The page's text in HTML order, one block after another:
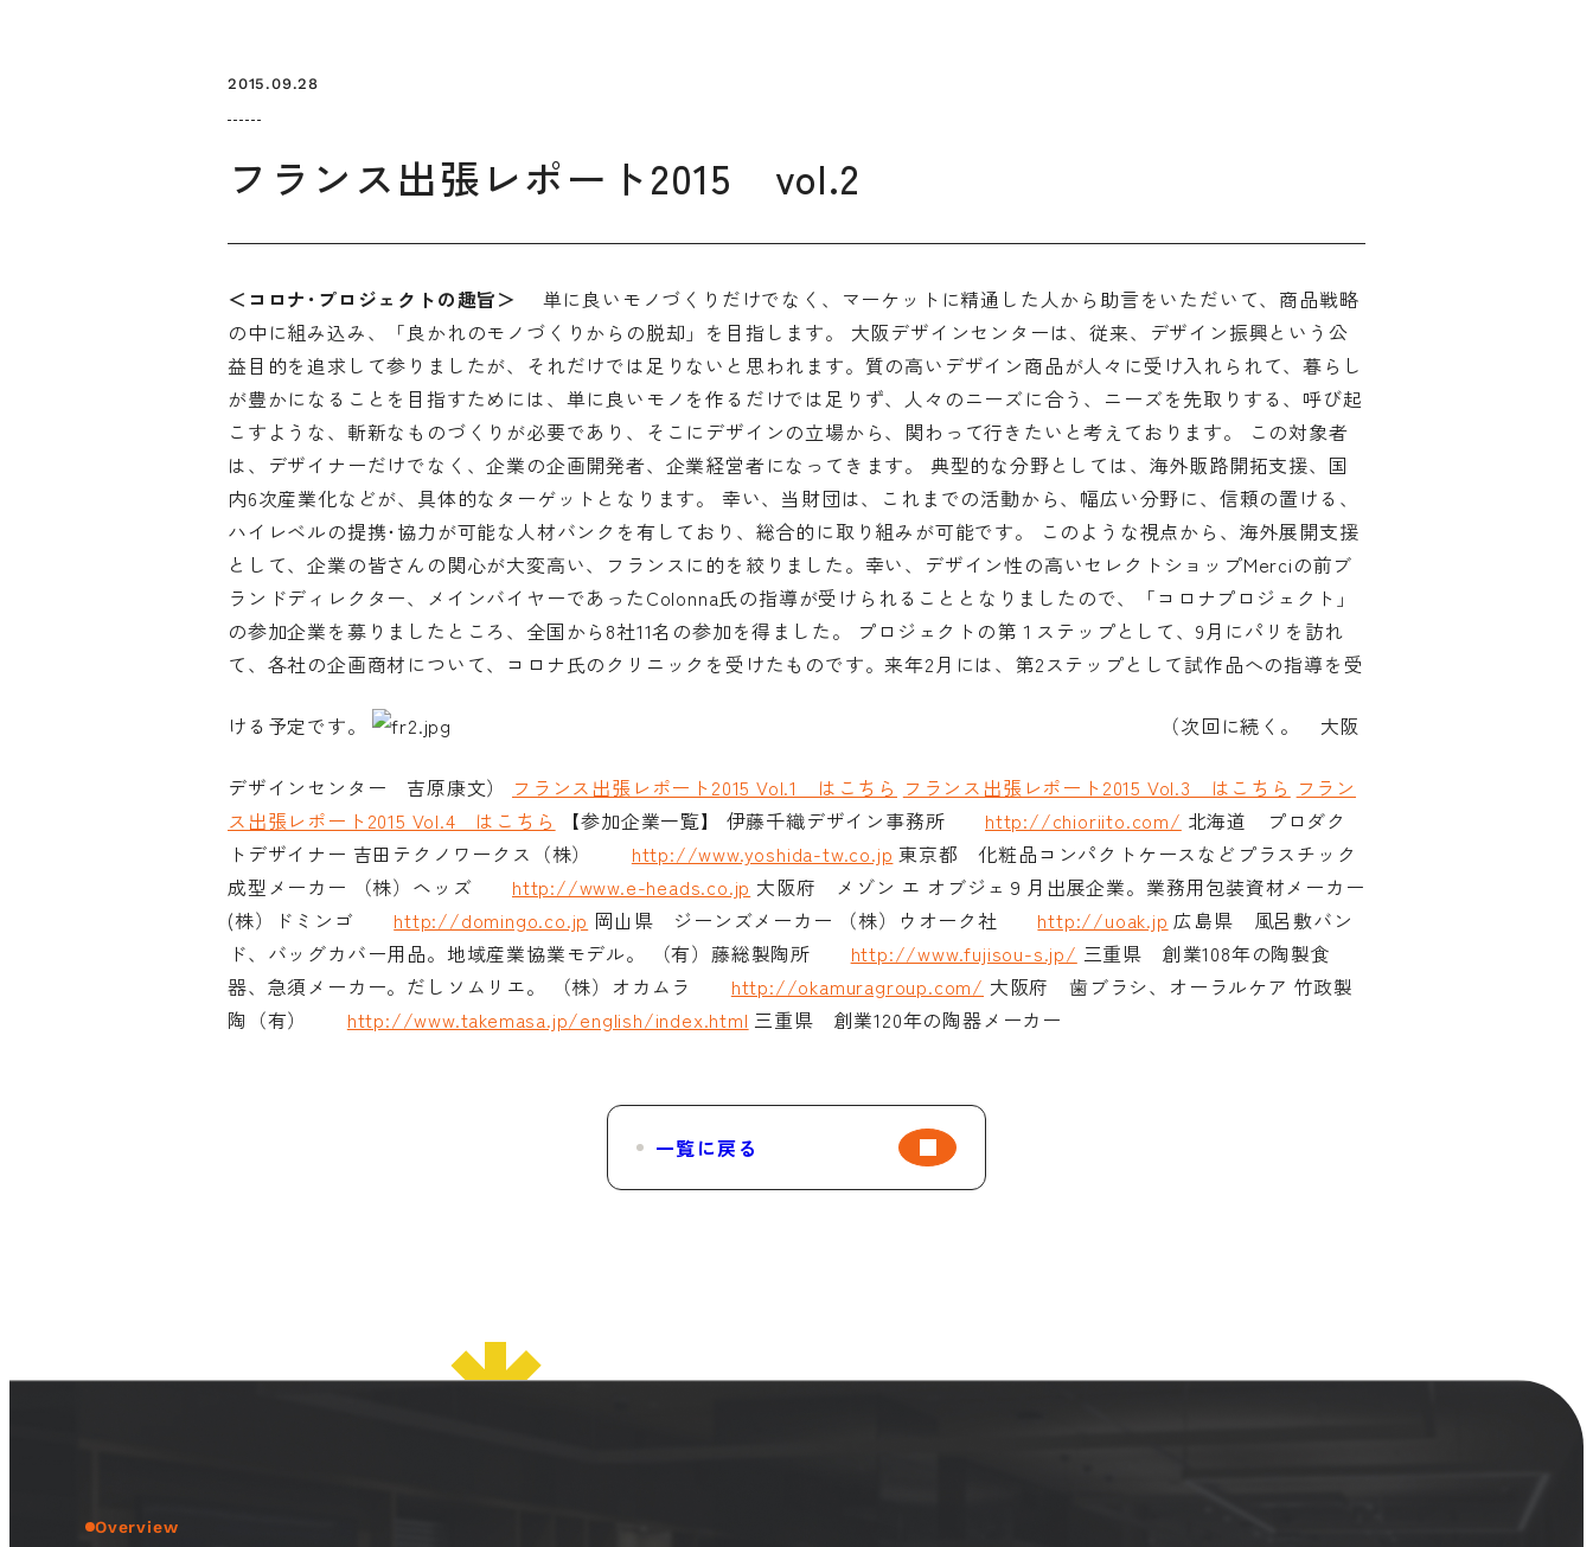
ODCクラウドソーシング
お知らせ デザインコラム よくある質問
メルマガ登録デザイン団体・機関一覧関西デザイン学校一覧
プライバシーポリシーソーシャルメディアポリシー
ブランディングのご相談
ビジネスマッチングはこちら
サービス
会員ログイン
© 2026 OSAKA DESIGN CENTER.
2015.09.28
フランス出張レポート2015 vol.2
＜コロナ･プロジェクトの趣旨＞
単に良いモノづくりだけでなく、マーケットに精通した人から助言をいただいて、商品戦略
の中に組み込み、「良かれのモノづくりからの脱却」を目指します。 大阪デザインセンターは、従来、デザイン振興という公
益目的を追求して参りましたが、それだけでは足りないと思われます。質の高いデザイン商品が人々に受け入れられて、暮らし
が豊かになることを目指すためには、単に良いモノを作るだけでは足りず、人々のニーズに合う、ニーズを先取りする、呼び起
こすような、斬新なものづくりが必要であり、そこにデザインの立場から、関わって行きたいと考えております。 この対象者
は、デザイナーだけでなく、企業の企画開発者、企業経営者になってきます。 典型的な分野としては、海外販路開拓支援、国
内6次産業化などが、具体的なターゲットとなります。 幸い、当財団は、これまでの活動から、幅広い分野に、信頼の置ける、
ハイレベルの提携･協力が可能な人材バンクを有しており、総合的に取り組みが可能です。 このような視点から、海外展開支援
として、企業の皆さんの関心が大変高い、フランスに的を絞りました。幸い、デザイン性の高いセレクトショップMerciの前ブ
ランドディレクター、メインバイヤーであったColonna氏の指導が受けられることとなりましたので、「コロナプロジェクト」
の参加企業を募りましたところ、全国から8社11名の参加を得ました。 プロジェクトの第１ステップとして、9月にパリを訪れ
て、各社の企画商材について、コロナ氏のクリニックを受けたものです。来年2月には、第2ステップとして試作品への指導を受
ける予定です。 （次回に続く。 大阪
デザインセンター 吉原康文） フランス出張レポート2015 Vol.1 はこちら フランス出張レポート2015 Vol.3 はこちら フラン
ス出張レポート2015 Vol.4 はこちら
【参加企業一覧】 伊藤千織デザイン事務所 http://chioriito.com/ 北海道 プロダク
トデザイナー 吉田テクノワークス（株） http://www.yoshida-tw.co.jp 東京都 化粧品コンパクトケースなどプラスチック
成型メーカー （株）ヘッズ http://www.e-heads.co.jp 大阪府 メゾン エ オブジェ９月出展企業。業務用包装資材メーカー
(株）ドミンゴ http://domingo.co.jp 岡山県 ジーンズメーカー （株）ウオーク社 http://uoak.jp 広島県 風呂敷バン
ド、バッグカバー用品。地域産業協業モデル。 （有）藤総製陶所 http://www.fujisou-s.jp/ 三重県 創業108年の陶製食
器、急須メーカー。だしソムリエ。 （株）オカムラ http://okamuragroup.com/ 大阪府 歯ブラシ、オーラルケア 竹政製
陶（有） http://www.takemasa.jp/english/index.html 三重県 創業120年の陶器メーカー
一覧に戻る
Overview